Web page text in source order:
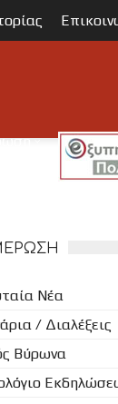
Νέα
/ Διαλέξεις
Βύρωνα